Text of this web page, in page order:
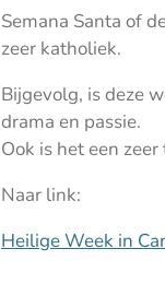
Semana Santa of
zeer katholiek.
Bijgevolg, is deze
drama en passie.
Ook is het een
Naar link:
Heilige Week in